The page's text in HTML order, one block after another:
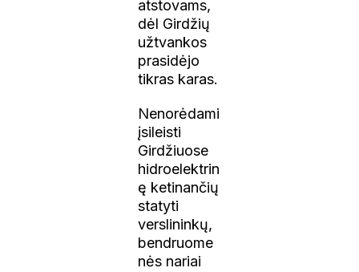
atstovams,
dėl Girdžių
užtvankos
prasidėjo
tikras karas.
Nenorėdami
įsileisti
Girdžiuose
hidroelektrin
ę ketinančių
statyti
verslininkų,
bendruome
nės nariai